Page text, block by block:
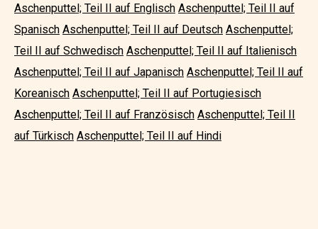
Aschenputtel; Teil II auf Englisch Aschenputtel; Teil II auf
Spanisch Aschenputtel; Teil II auf Deutsch Aschenputtel;
Teil II auf Schwedisch Aschenputtel; Teil II auf Italienisch
Aschenputtel; Teil II auf Japanisch Aschenputtel; Teil II auf
Koreanisch Aschenputtel; Teil II auf Portugiesisch
Aschenputtel; Teil II auf Französisch Aschenputtel; Teil II
auf Türkisch Aschenputtel; Teil II auf Hindi